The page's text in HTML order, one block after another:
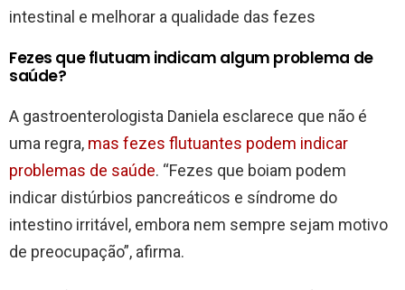
intestinal e melhorar a qualidade das fezes
Fezes que flutuam indicam algum problema de
saúde?
A gastroenterologista Daniela esclarece que não é
uma regra, mas fezes flutuantes podem indicar
problemas de saúde. “Fezes que boiam podem
indicar distúrbios pancreáticos e síndrome do
intestino irritável, embora nem sempre sejam motivo
de preocupação”, afirma.